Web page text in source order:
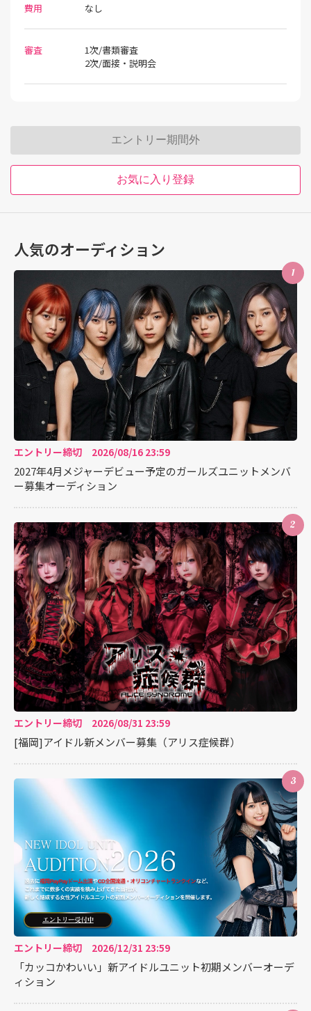
費用 なし
審査
1次/書類審査
2次/面接・説明会
エントリー期間外
お気に入り登録
人気のオーディション
1
エントリー締切 2026/08/16 23:59
2027年4月メジャーデビュー予定のガールズユニットメンバ
ー募集オーディション
2
エントリー締切 2026/08/31 23:59
[福岡]アイドル新メンバー募集（アリス症候群）
3
エントリー締切 2026/12/31 23:59
「カッコかわいい」新アイドルユニット初期メンバーオーデ
ィション